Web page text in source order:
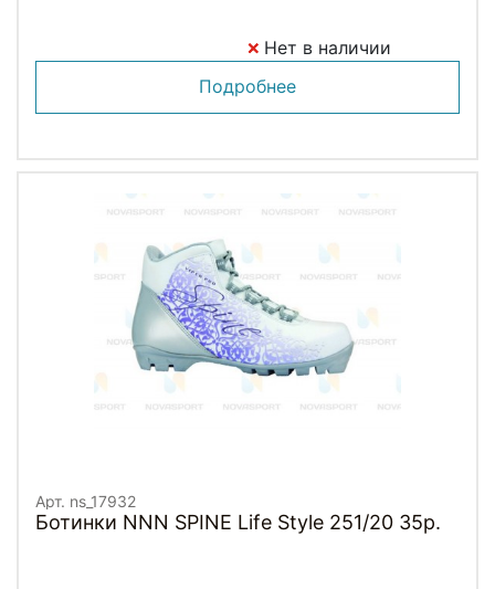
Нет в наличии
Подробнее
Арт. ns_17932
Ботинки NNN SPINE Life Style 251/20 35р.